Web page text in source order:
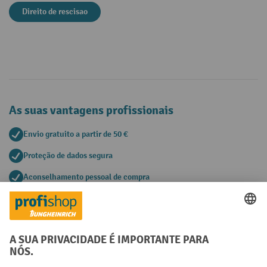
Direito de rescisao
As suas vantagens profissionais
Envio gratuito a partir de 50 €
Proteção de dados segura
Aconselhamento pessoal de compra
Métodos de pagamento